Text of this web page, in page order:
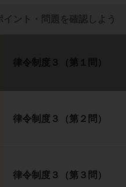
イント・問題を確認しよう
律令制度３（第１問）
律令制度３（第２問）
律令制度３（第３問）